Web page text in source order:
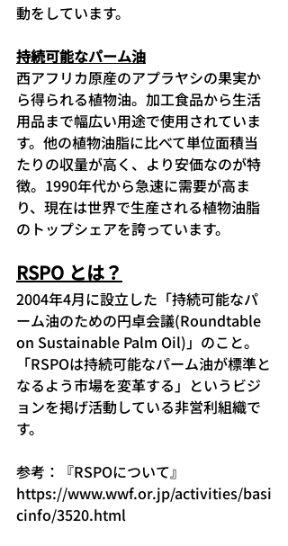
動をしています。
持続可能なパーム油
西アフリカ原産のアプラヤシの果実か
ら得られる植物油。加工食品から生活
用品まで幅広い用途で使用されていま
す。他の植物油脂に比べて単位面積当
たりの収量が高く、より安価なのが特
徴。1990年代から急速に需要が高ま
り、現在は世界で生産される植物油脂
のトップシェアを誇っています。
RSPO とは？
2004年4月に設立した「持続可能なパ
ーム油のための円卓会議(Roundtable
on Sustainable Palm Oil)」のこと。
「RSPOは持続可能なパーム油が標準と
なるよう市場を変革する」というビジ
ョンを掲げ活動している非営利組織で
す。
参考：『RSPOについて』
https://www.wwf.or.jp/activities/basi
cinfo/3520.html